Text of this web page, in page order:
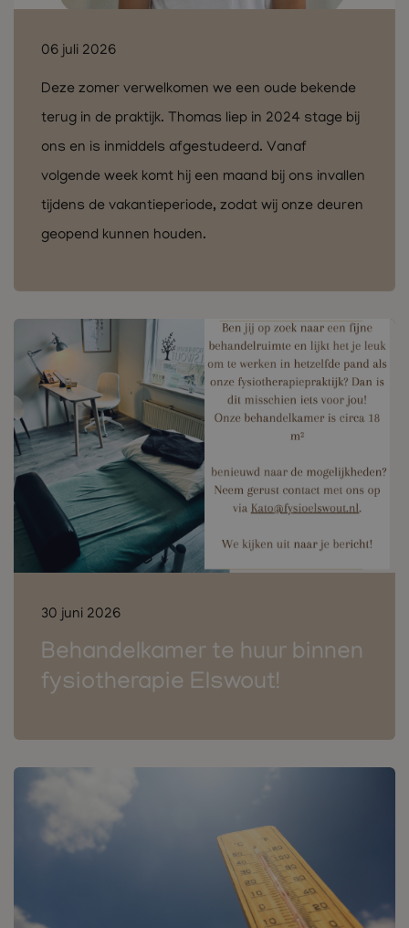
06 juli 2026
Deze zomer verwelkomen we een oude bekende
terug in de praktijk. Thomas liep in 2024 stage bij
ons en is inmiddels afgestudeerd. Vanaf
volgende week komt hij een maand bij ons invallen
tijdens de vakantieperiode, zodat wij onze deuren
geopend kunnen houden.
Behandelkamer te huur binnen
fysiotherapie Elswout!
30 juni 2026